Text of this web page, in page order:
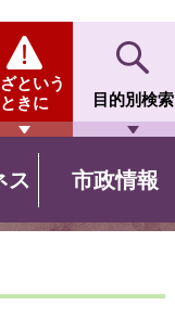
という
ときに
目的別検索
ス 市政情報